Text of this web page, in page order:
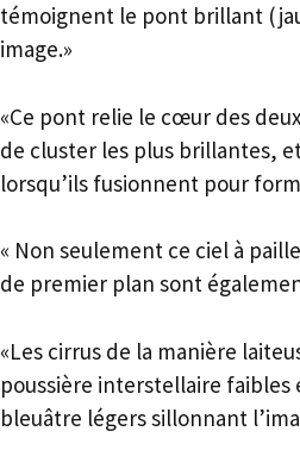
témoignent le pont brillant
image.»
«Ce pont relie le cœur des
de cluster les plus brillantes,
lorsqu’ils fusionnent pour
« Non seulement ce ciel à
de premier plan sont
«Les cirrus de la manière
poussière interstellaire
bleuâtre légers sillonnant